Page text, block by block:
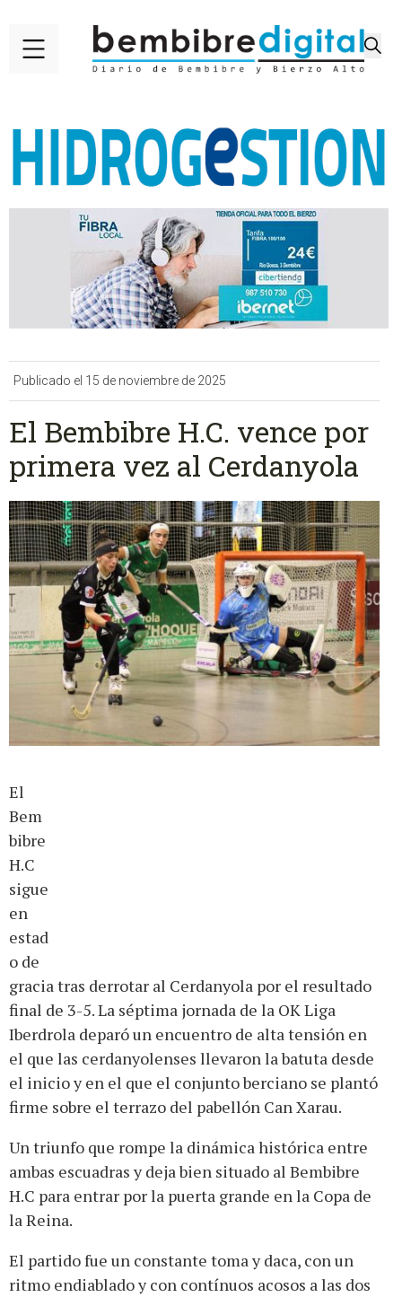
Publicado el 15 de noviembre de 2025
El Bembibre H.C. vence por
primera vez al Cerdanyola
El
Bem
bibre
H.C
sigue
en
estad
o de
gracia tras derrotar al Cerdanyola por el resultado
final de 3-5. La séptima jornada de la OK Liga
Iberdrola deparó un encuentro de alta tensión en
el que las cerdanyolenses llevaron la batuta desde
el inicio y en el que el conjunto berciano se plantó
firme sobre el terrazo del pabellón Can Xarau.
Un triunfo que rompe la dinámica histórica entre
ambas escuadras y deja bien situado al Bembibre
H.C para entrar por la puerta grande en la Copa de
la Reina.
El partido fue un constante toma y daca, con un
ritmo endiablado y con contínuos acosos a las dos